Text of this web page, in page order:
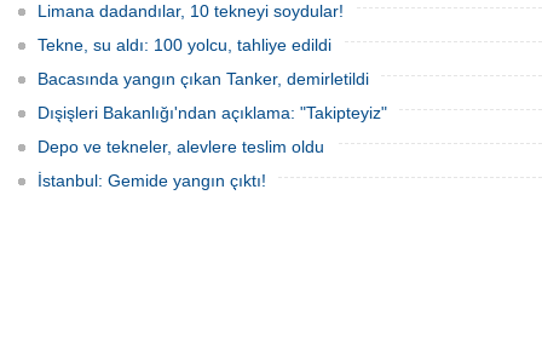
Limana dadandılar, 10 tekneyi soydular!
Tekne, su aldı: 100 yolcu, tahliye edildi
Bacasında yangın çıkan Tanker, demirletildi
Dışişleri Bakanlığı'ndan açıklama: "Takipteyiz"
Depo ve tekneler, alevlere teslim oldu
İstanbul: Gemide yangın çıktı!